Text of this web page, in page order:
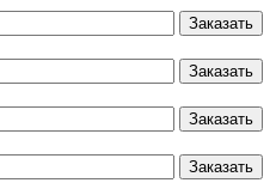
Заказать
Заказать
Заказать
Заказать